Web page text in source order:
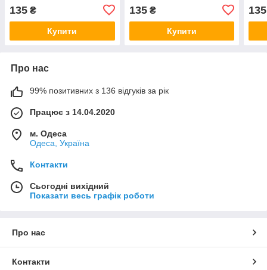
135 ₴
Купити
135₴
Купити
135
Про нас
99% позитивних з 136 відгуків за рік
Працює з 14.04.2020
м. Одеса
Одеса, Україна
Контакти
Сьогодні вихідний
Показати весь графік роботи
Про нас
Контакти